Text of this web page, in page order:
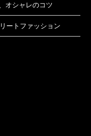
オシャレのコツ
ートファッション